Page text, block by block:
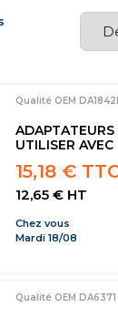
Qualité OEM
UTILISER
15,18 €
12,65 € HT
Chez vous
Mardi 18/08
Qualité OEM DA6371